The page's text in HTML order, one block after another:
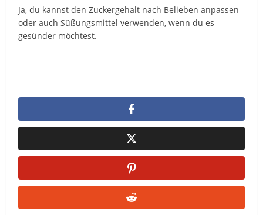
Ja, du kannst den Zuckergehalt nach Belieben anpassen
oder auch Süßungsmittel verwenden, wenn du es
gesünder möchtest.